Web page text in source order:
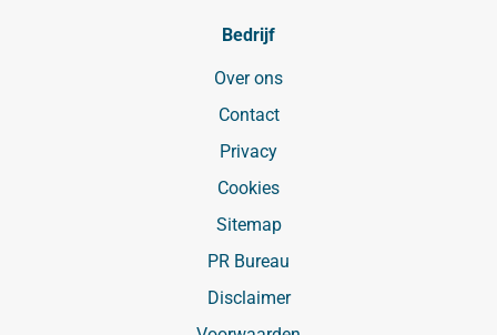
Bedrijf
Over ons
Contact
Privacy
Cookies
Sitemap
PR Bureau
Disclaimer